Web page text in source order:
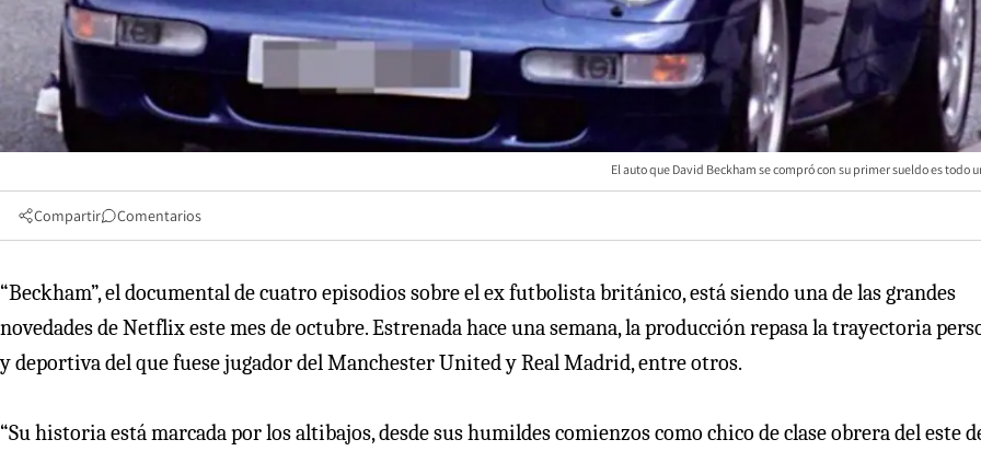
El auto que David Beckham se compró con su primer sueldo es todo
Compartir Comentarios
“Beckham”, el documental de cuatro episodios sobre el ex futbolista británico, está siendo una de las grandes
novedades de Netflix este mes de octubre. Estrenada hace una semana, la producción repasa la trayectoria
y deportiva del que fuese jugador del Manchester United y Real Madrid, entre otros.
“Su historia está marcada por los altibajos, desde sus humildes comienzos como chico de clase obrera del este